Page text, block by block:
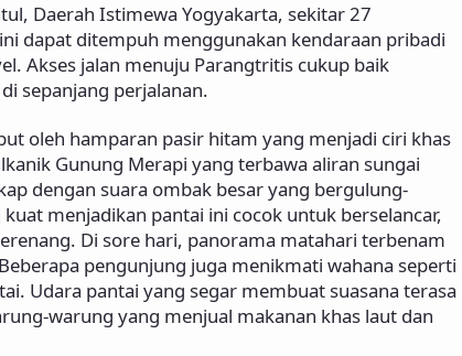
Daerah Istimewa Yogyakarta, sekitar 27
dapat ditempuh menggunakan kendaraan pribadi
Akses jalan menuju Parangtritis cukup baik
sepanjang perjalanan.
oleh hamparan pasir hitam yang menjadi ciri khas
Gunung Merapi yang terbawa aliran sungai
dengan suara ombak besar yang bergulung-
menjadikan pantai ini cocok untuk berselancar,
Di sore hari, panorama matahari terbenam
pengunjung juga menikmati wahana seperti
Udara pantai yang segar membuat suasana terasa
warung yang menjual makanan khas laut dan